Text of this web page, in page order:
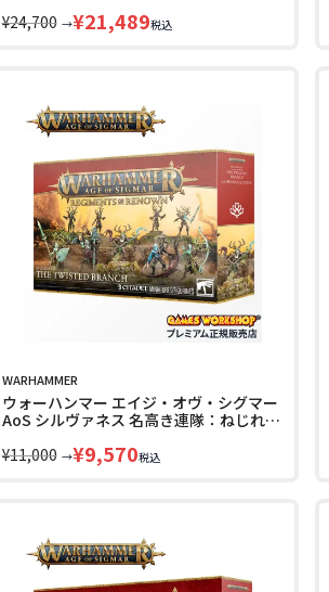
DESTRIER 54-24 LINECPN
¥24,700 →¥21,489税込
WARHAMMER
ウォーハンマー エイジ・オヴ・シグマー
AoS シルヴァネス 名高き連隊：ねじれた
SYLVANETH THE TWISTED BRANCH 92-
53 LINECPN
¥11,000 →¥9,570税込